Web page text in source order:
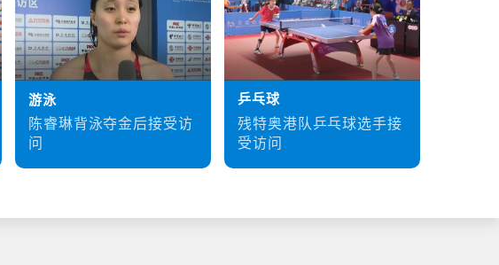
游泳
陈睿琳背泳夺金后接受访
问
乒乓球
残特奥港队乒乓球选手接
受访问